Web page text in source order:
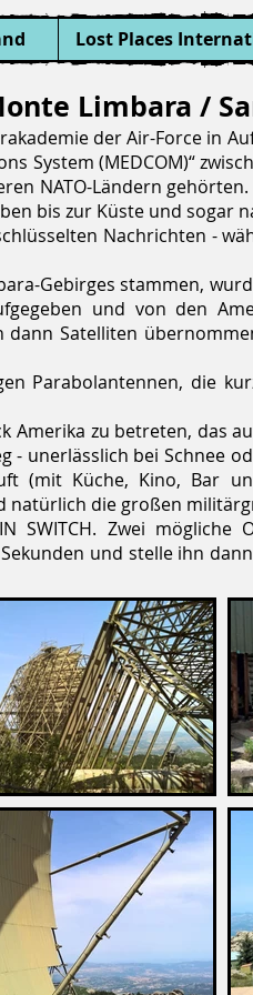
Lost Places
Limbara /
der Air-Force in
System (MEDCOM)“
NATO-Ländern
bis zur Küste und sogar
Nachrichten -
Gebirges stammen,
und von den
Satelliten
Parabolantennen, die
Amerika zu betreten, das
- unerlässlich bei Schnee
(mit Küche, Kino, Bar
natürlich die großen
SWITCH. Zwei mögliche
und stelle ihn